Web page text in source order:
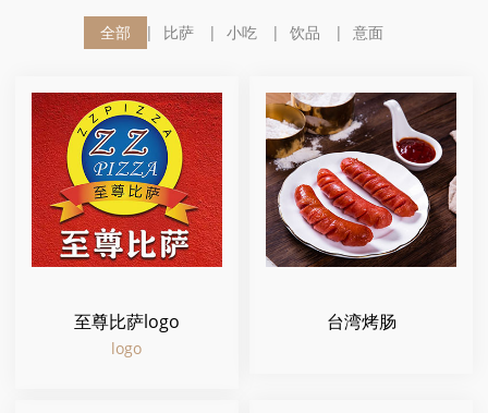
全部 比萨 小吃 饮品 意面
至尊比萨logo
logo
台湾烤肠